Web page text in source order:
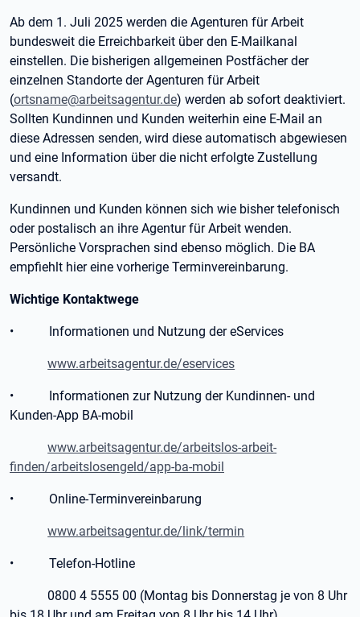
Ab dem 1. Juli 2025 werden die Agenturen für Arbeit
bundesweit die Erreichbarkeit über den E-Mailkanal
einstellen. Die bisherigen allgemeinen Postfächer der
einzelnen Standorte der Agenturen für Arbeit
(ortsname@arbeitsagentur.de) werden ab sofort deaktiviert.
Sollten Kundinnen und Kunden weiterhin eine E-Mail an
diese Adressen senden, wird diese automatisch abgewiesen
und eine Information über die nicht erfolgte Zustellung
versandt.
Kundinnen und Kunden können sich wie bisher telefonisch
oder postalisch an ihre Agentur für Arbeit wenden.
Persönliche Vorsprachen sind ebenso möglich. Die BA
empfiehlt hier eine vorherige Terminvereinbarung.
Wichtige Kontaktwege
• Informationen und Nutzung der eServices
www.arbeitsagentur.de/eservices
• Informationen zur Nutzung der Kundinnen- und
Kunden-App BA-mobil
www.arbeitsagentur.de/arbeitslos-arbeit-
finden/arbeitslosengeld/app-ba-mobil
• Online-Terminvereinbarung
www.arbeitsagentur.de/link/termin
• Telefon-Hotline
0800 4 5555 00 (Montag bis Donnerstag je von 8 Uhr